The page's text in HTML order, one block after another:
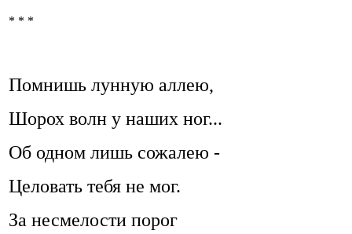
* * *
Помнишь лунную аллею,
Шорох волн у наших ног...
Об одном лишь сожалею -
Целовать тебя не мог.
За несмелости порог